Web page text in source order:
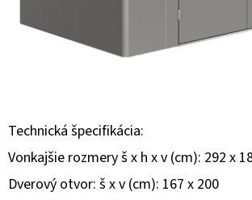
Technická špecifikácia:
Vonkajšie rozmery š x h x v (cm): 292 x
Dverový otvor: š x v (cm): 167 x 200
Ť
HĽADAŤ